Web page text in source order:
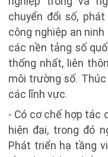
chuyển đổi số,
công nghiệp an
các nền tảng số
thống nhất, liên
môi trường số.
các lĩnh vực.
- Có cơ chế hợp tác
hiện đại, trong đó
Phát triển hạ tầng